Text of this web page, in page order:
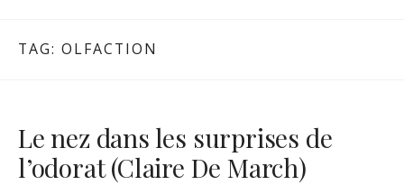
TAG: OLFACTION
Le nez dans les surprises de
l’odorat (Claire De March)